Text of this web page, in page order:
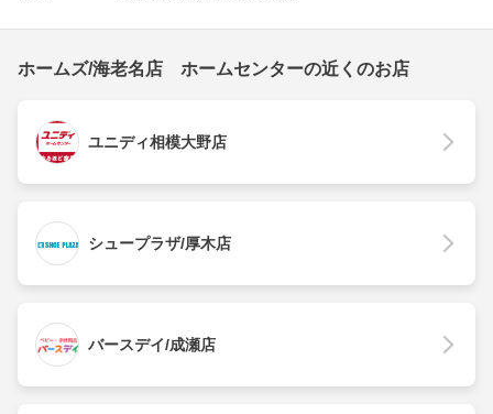
ホームズ/海老名店 ホームセンターの近くのお店
ユニディ相模大野店
シュープラザ/厚木店
バースデイ/成瀬店